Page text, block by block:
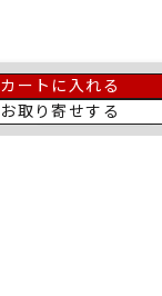
カートに入れる
お取り寄せする
参考になった 1